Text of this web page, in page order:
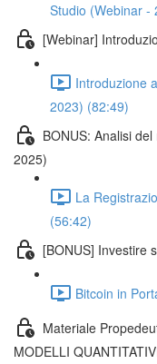
Studio (Webinar -
[Webinar]
Introduzione
2023) (82:49)
BONUS: Analisi
2025)
La
(56:42)
[BONUS] Investire
Bitcoin in
Materiale
MODELLI